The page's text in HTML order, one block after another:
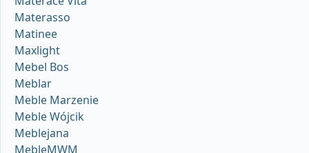
Materasso
Matinee
Maxlight
Mebel Bos
Meblar
Meble Marzenie
Meble Wójcik
Meblejana
MebleMWM